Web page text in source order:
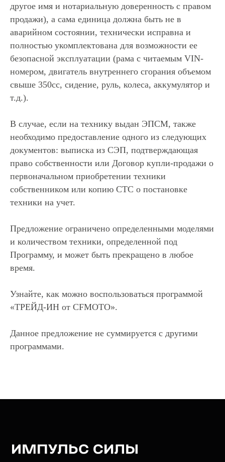
другое имя и нотариальную доверенность с правом
продажи), а сама единица должна быть не в
аварийном состоянии, технически исправна и
полностью укомплектована для возможности ее
безопасной эксплуатации (рама с читаемым VIN-
номером, двигатель внутреннего сгорания объемом
свыше 350сс, сидение, руль, колеса, аккумулятор и
т.д.).
В случае, если на технику выдан ЭПСМ, также
необходимо предоставление одного из следующих
документов: выписка из СЭП, подтверждающая
право собственности или Договор купли-продажи о
первоначальном приобретении техники
собственником или копию СТС о постановке
техники на учет.
Предложение ограничено определенными моделями
и количеством техники, определенной под
Программу, и может быть прекращено в любое
время.
Узнайте, как можно воспользоваться программой
«ТРЕЙД-ИН от CFMOTO».
Данное предложение не суммируется с другими
программами.